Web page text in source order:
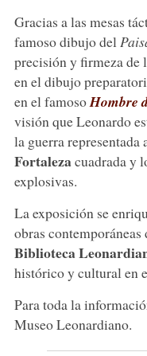
Gracias a las mesas
famoso dibujo del
precisión y firmeza de
en el dibujo
en el famosoHombre
visión que Leonardo
la guerra representada
Fortalezacuadrada y
explosivas.
La exposición se
obras
Biblioteca
histórico y cultural en
Para toda la
Museo Leonardiano.